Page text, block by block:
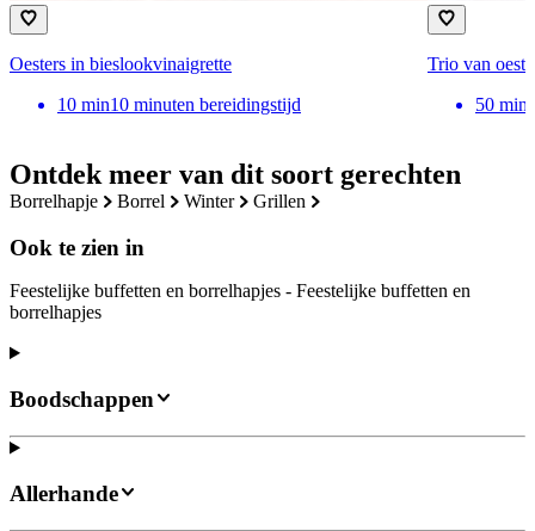
Ontdek meer van dit soort gerechten
borrelhapje borrel winter grillen
Ook te zien in
Feestelijke buffetten en borrelhapjes - Feestelijke buffetten en
borrelhapjes
Oesters in bieslookvinaigrette
10 min10 minuten bereidingstijd
Trio van
50 min
Boodschappen
Allerhande